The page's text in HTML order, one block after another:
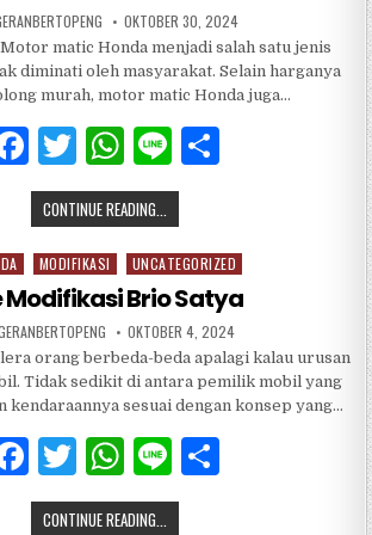
OKTOBER 30, 2024
matic Honda menjadi salah satu jenis
diminati oleh masyarakat. Selain harganya
murah, motor matic Honda juga…
F
a
c
e
b
o
o
k
T
w
it
te
r
W
h
at
s
A
p
p
Li
n
e
CONTINUE READING...
MODIFIKASI UNCATEGORIZED
Modifikasi Brio Satya
OKTOBER 4, 2024
orang berbeda-beda apalagi kalau urusan
Tidak sedikit di antara pemilik mobil yang
kendaraannya sesuai dengan konsep yang…
F
a
T
w
W
h
Li
n
CONTINUE READING...